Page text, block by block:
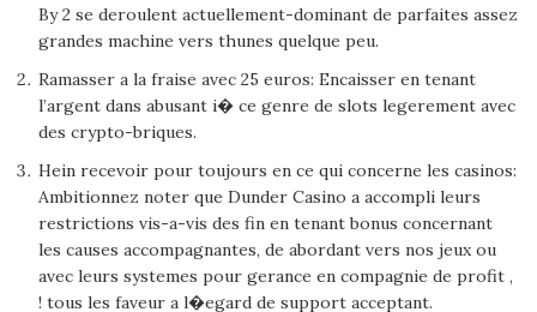
By 2 se deroulent actuellement-dominant de parfaites assez
grandes machine vers thunes quelque peu.
Ramasser a la fraise avec 25 euros: Encaisser en tenant
l’argent dans abusant i� ce genre de slots legerement avec
des crypto-briques.
Hein recevoir pour toujours en ce qui concerne les casinos:
Ambitionnez noter que Dunder Casino a accompli leurs
restrictions vis-a-vis des fin en tenant bonus concernant
les causes accompagnantes, de abordant vers nos jeux ou
avec leurs systemes pour gerance en compagnie de profit ,
! tous les faveur a l�egard de support acceptant.